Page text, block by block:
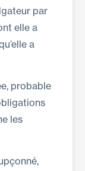
par
elle a
a
probable
les